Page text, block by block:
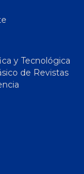
y Tecnológica
de Revistas